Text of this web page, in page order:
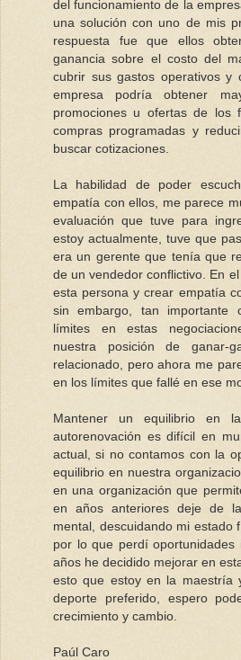
del funcionamiento de la
una solución con uno de mis
respuesta fue que ellos
ganancia sobre el costo del
cubrir sus gastos operativos y
empresa podría obtener
promociones u ofertas de los
compras programadas y
buscar cotizaciones.
La habilidad de poder
empatía con ellos, me parece
evaluación que tuve para
estoy actualmente, tuve que
era un gerente que tenía que
de un vendedor conflictivo. En
esta persona y crear empatía
sin embargo, tan importante
límites en estas
nuestra posición de ganar-
relacionado, pero ahora me
en los límites que fallé en ese
Mantener un equilibrio en
autorenovación es difícil en
actual, si no contamos con la
equilibrio en nuestra
en una organización que
en años anteriores deje de
mental, descuidando mi estado
por lo que perdí oportunidades
años he decidido mejorar en
esto que estoy en la maestría
deporte preferido, espero
crecimiento y cambio.
Paúl Caro